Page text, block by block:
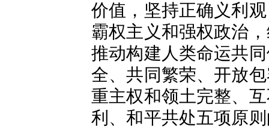
价值，坚持正确义利
霸权主义和强权政治
推动构建人类命运共
全、共同繁荣、开放
重主权和领土完整、
利、和平共处五项原